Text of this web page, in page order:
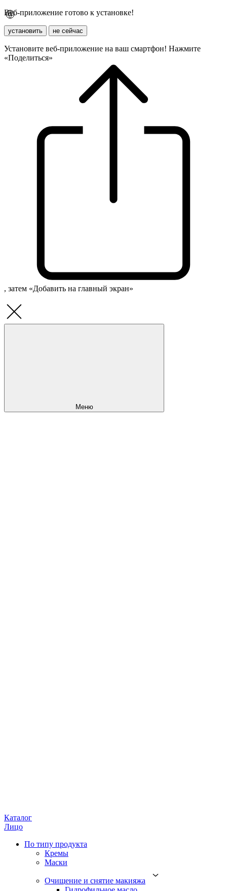
Веб-приложение готово к установке!
установить не сейчас
Установите веб-приложение на ваш смартфон! Нажмите
«Поделиться»
, затем «Добавить на главный экран»
Меню
Каталог
Лицо
По типу продукта
Кремы
Маски
Очищение и снятие макияжа